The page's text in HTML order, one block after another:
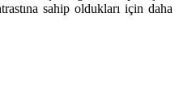
sahip oldukları için daha